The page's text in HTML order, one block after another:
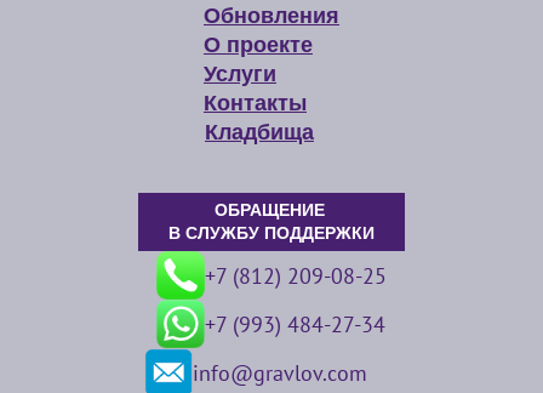
Обновления
О проекте
Услуги
Контакты
Кладбища
ОБРАЩЕНИЕ
В СЛУЖБУ ПОДДЕРЖКИ
+7 (812) 209-08-25
+7 (993) 484-27-34
info@gravlov.com